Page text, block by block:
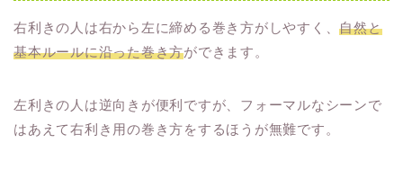
右利きの人は右から左に締める巻き方がしやすく、自然と
基本ルールに沿った巻き方ができます。
左利きの人は逆向きが便利ですが、フォーマルなシーンで
はあえて右利き用の巻き方をするほうが無難です。